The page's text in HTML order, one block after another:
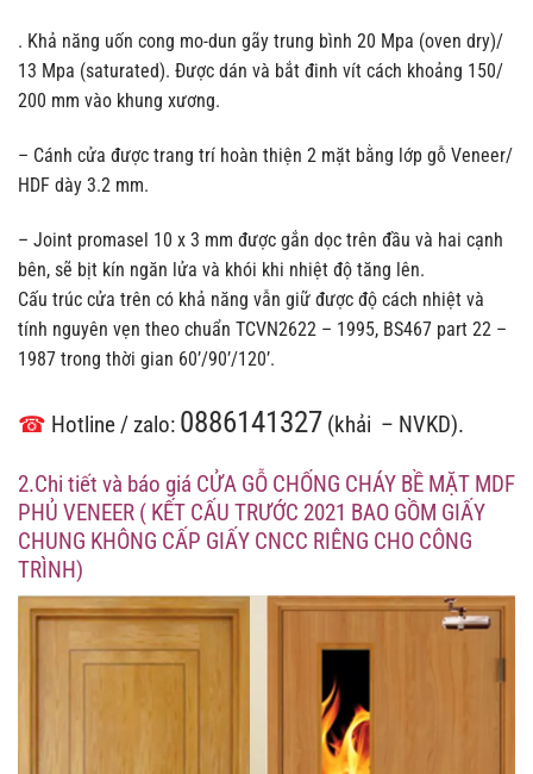
. Khả năng uốn cong mo-dun gãy trung bình 20 Mpa (oven dry)/
13 Mpa (saturated). Được dán và bắt đinh vít cách khoảng 150/
200 mm vào khung xương.
– Cánh cửa được trang trí hoàn thiện 2 mặt bằng lớp gỗ Veneer/
HDF dày 3.2 mm.
– Joint promasel 10 x 3 mm được gắn dọc trên đầu và hai cạnh
bên, sẽ bịt kín ngăn lửa và khói khi nhiệt độ tăng lên.
Cấu trúc cửa trên có khả năng vẫn giữ được độ cách nhiệt và
tính nguyên vẹn theo chuẩn TCVN2622 – 1995, BS467 part 22 –
1987 trong thời gian 60’/90’/120’.
☎ Hotline / zalo: 0886141327 (khải – NVKD).
2.Chi tiết và báo giá CỬA GỖ CHỐNG CHÁY BỀ MẶT MDF
PHỦ VENEER ( KẾT CẤU TRƯỚC 2021 BAO GỒM GIẤY
CHUNG KHÔNG CẤP GIẤY CNCC RIÊNG CHO CÔNG
TRÌNH)